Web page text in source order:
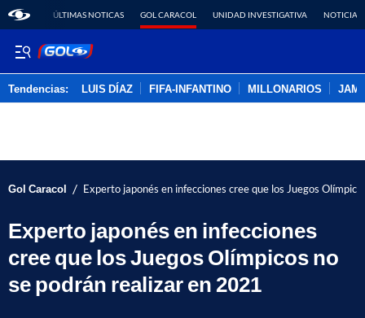
ÚLTIMAS NOTICAS GOL CARACOL UNIDAD INVESTIGATIVA NOTICIAS
Tendencias: LUIS DÍAZ FIFA-INFANTINO MILLONARIOS
Gol Caracol / Experto japonés en infecciones cree que los Juegos
Experto japonés en infecciones
cree que los Juegos Olímpicos no
se podrán realizar en 2021